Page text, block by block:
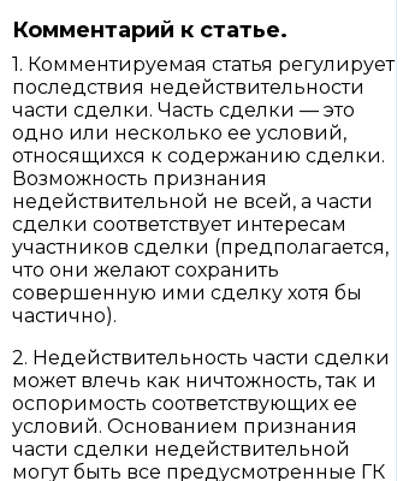
Комментарий к статье.
1. Комментируемая статья регулирует
последствия недействительности
части сделки. Часть сделки — это
одно или несколько ее условий,
относящихся к содержанию сделки.
Возможность признания
недействительной не всей, а части
сделки соответствует интересам
участников сделки (предполагается,
что они желают сохранить
совершенную ими сделку хотя бы
частично).
2. Недействительность части сделки
может влечь как ничтожность, так и
оспоримость соответствующих ее
условий. Основанием признания
части сделки недействительной
могут быть все предусмотренные ГК